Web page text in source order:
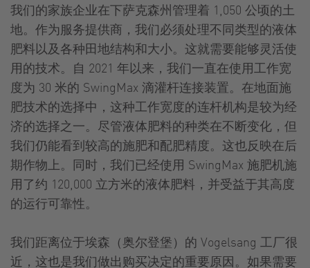
我们的家族企业在下萨克森州管理着 1,050 公顷的土
地。作为服务提供商，我们必须处理不同类型的液体
肥料以及各种田地结构和大小。这就需要能够灵活使
用的技术。自 2021 年以来，我们一直在使用工作宽
度为 30 米的 SwingMax 滴灌杆连接装置。在地面施
肥技术的选择中，这种工作宽度的连杆机构是较为经
济的选择之一。尽管液体肥料的种类在不断变化，但
我们仍能看到较高的施肥和配肥精度。这也反映在后
期作物上。同时，我们已经使用 SwingMax 施肥机施
用了约 120,000 立方米的液体肥料，并受益于其高度
的运行可靠性。
我们距离位于埃森（奥尔登堡）的 Vogelsang 工厂很
近，这也是我们做出购买决定的重要原因。如果需要